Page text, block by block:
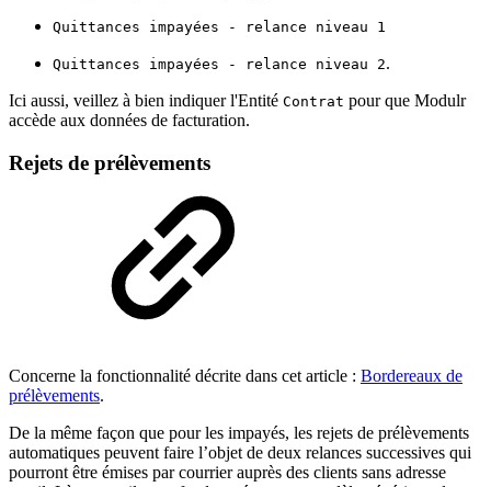
Quittances impayées - relance niveau 1
Quittances impayées - relance niveau 2.
Ici aussi, veillez à bien indiquer l'Entité Contrat pour que Modulr
accède aux données de facturation.
Rejets de prélèvements
Concerne la fonctionnalité décrite dans cet article : Bordereaux de
prélèvements.
De la même façon que pour les impayés, les rejets de prélèvements
automatiques peuvent faire l’objet de deux relances successives qui
pourront être émises par courrier auprès des clients sans adresse